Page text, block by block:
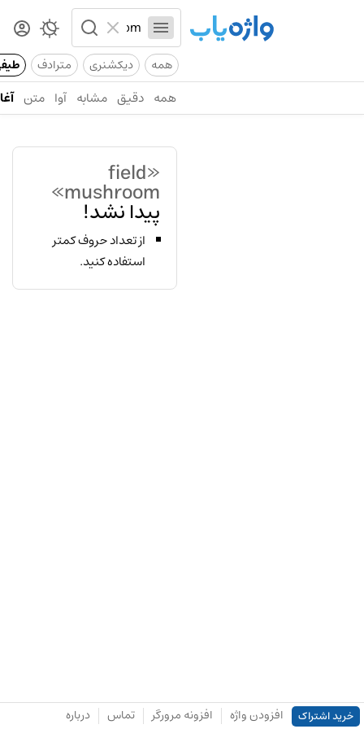
همه دیکشنری مترادف
همه دقیق مشابه آوا متن
«field
mushroom»
پیدا نشد!
از تعداد حروف کمتر
استفاده کنید.
خرید اشتراک افزودن واژه افزونه مرورگر تماس درباره